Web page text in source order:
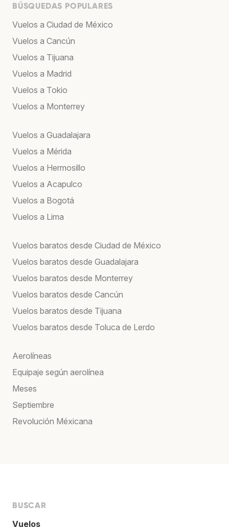
BÚSQUEDAS POPULARES
Vuelos a Ciudad de México
Vuelos a Cancún
Vuelos a Tijuana
Vuelos a Madrid
Vuelos a Tokio
Vuelos a Monterrey
Vuelos a Guadalajara
Vuelos a Mérida
Vuelos a Hermosillo
Vuelos a Acapulco
Vuelos a Bogotá
Vuelos a Lima
Vuelos baratos desde Ciudad de México
Vuelos baratos desde Guadalajara
Vuelos baratos desde Monterrey
Vuelos baratos desde Cancún
Vuelos baratos desde Tijuana
Vuelos baratos desde Toluca de Lerdo
Aerolíneas
Equipaje según aerolínea
Meses
Septiembre
Revolución Méxicana
BUSCAR
Vuelos